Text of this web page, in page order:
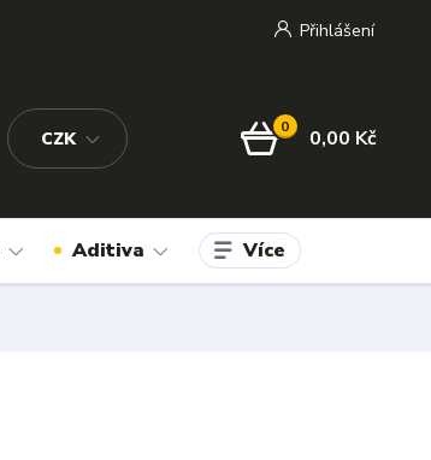
CZK
Přihlášení
0 0,00 Kč
Aditiva Více